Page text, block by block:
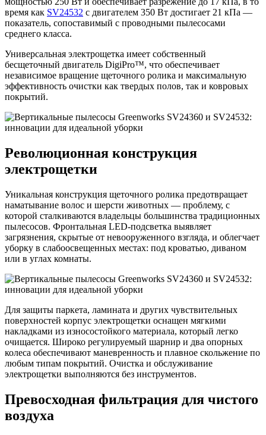
время как SV24532 с двигателем 350 Вт достигает 21 кПа —
показатель, сопоставимый с проводными пылесосами
среднего класса.
Универсальная электрощетка имеет собственный
бесщеточный двигатель DigiPro™, что обеспечивает
независимое вращение щеточного ролика и максимальную
эффективность очистки как твердых полов, так и ковровых
покрытий.
Революционная конструкция
электрощетки
Уникальная конструкция щеточного ролика предотвращает
наматывание волос и шерсти животных — проблему, с
которой сталкиваются владельцы большинства традиционных
пылесосов. Фронтальная LED-подсветка выявляет
загрязнения, скрытые от невооруженного взгляда, и облегчает
уборку в слабоосвещенных местах: под кроватью, диваном
или в углах комнаты.
Для защиты паркета, ламината и других чувствительных
поверхностей корпус электрощетки оснащен мягкими
накладками из износостойкого материала, который легко
очищается. Широко регулируемый шарнир и два опорных
колеса обеспечивают маневренность и плавное скольжение по
любым типам покрытий. Очистка и обслуживание
электрощетки выполняются без инструментов.
Превосходная фильтрация для чистого
воздуха